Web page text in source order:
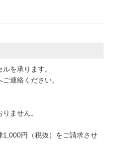
を承ります。
連絡ください。
ません。
円（税抜）をご請求させ